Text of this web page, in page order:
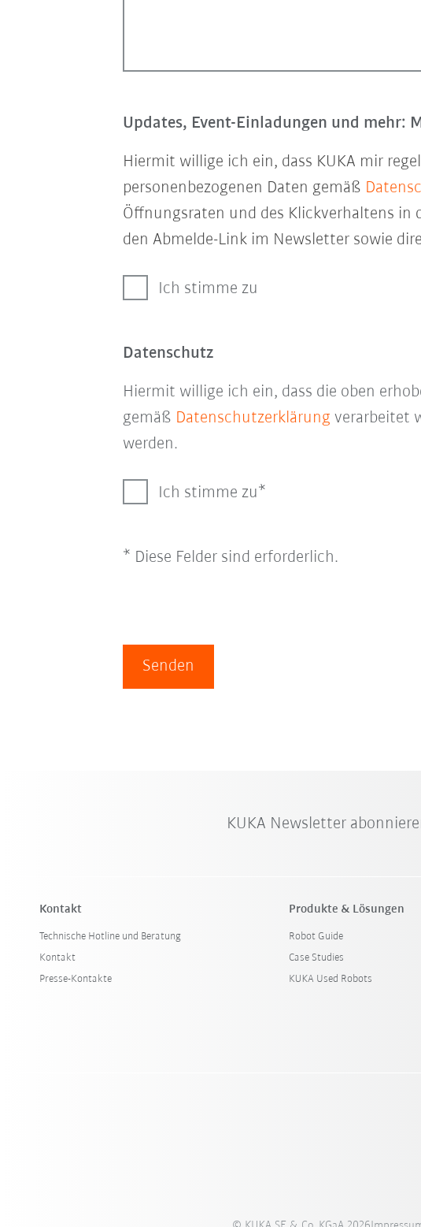
Updates, Event-Einladungen und mehr:
Hiermit willige ich ein, dass KUKA mir
personenbezogenen Daten gemäß
Öffnungsraten und des Klickverhaltens in
den Abmelde-Link im Newsletter sowie
Ich stimme zu
Datenschutz
Hiermit willige ich ein, dass die oben
gemäß Datenschutzerklärung verarbeitet
werden.
Ich stimme zu
* Diese Felder sind erforderlich.
Senden
KUKA Newsletter
Kontakt
Technische Hotline und Beratung
Kontakt
Presse-Kontakte
Produkte & Lösungen
Robot Guide
Case Studies
KUKA Used Robots